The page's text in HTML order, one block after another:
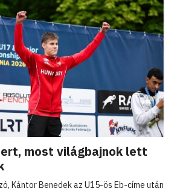
most világbajnok lett
Kántor Benedek az U15-ös Eb-címe után